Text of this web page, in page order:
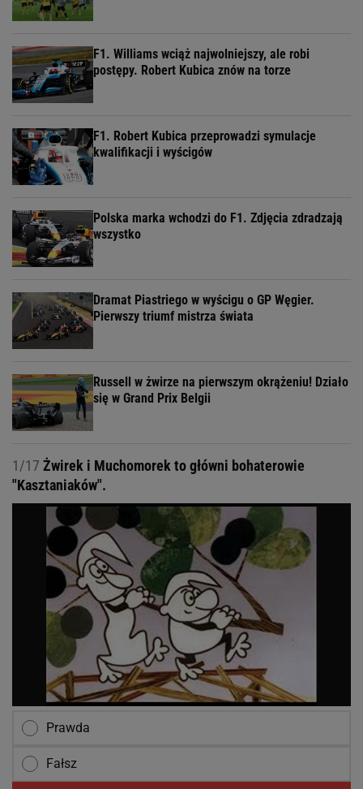
F1. Williams wciąż najwolniejszy, ale robi
postępy. Robert Kubica znów na torze
F1. Robert Kubica przeprowadzi symulacje
kwalifikacji i wyścigów
Polska marka wchodzi do F1. Zdjęcia zdradzają
wszystko
Dramat Piastriego w wyścigu o GP Węgier.
Pierwszy triumf mistrza świata
Russell w żwirze na pierwszym okrążeniu! Działo
się w Grand Prix Belgii
1/17 Żwirek i Muchomorek to główni bohaterowie
"Kasztaniaków".
Prawda
Fałsz